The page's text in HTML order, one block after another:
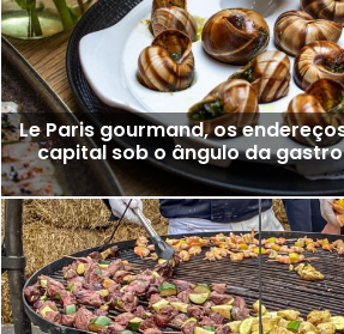
Le Paris gourmand, os
capital sob o ângulo da